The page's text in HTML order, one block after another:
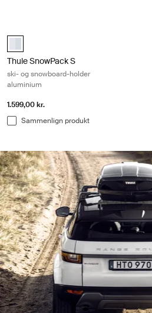
Thule SnowPack S Aluminium (selected)
Thule SnowPack S
ski- og snowboard-holder
aluminium
1.599,00 kr.
Sammenlign produkt